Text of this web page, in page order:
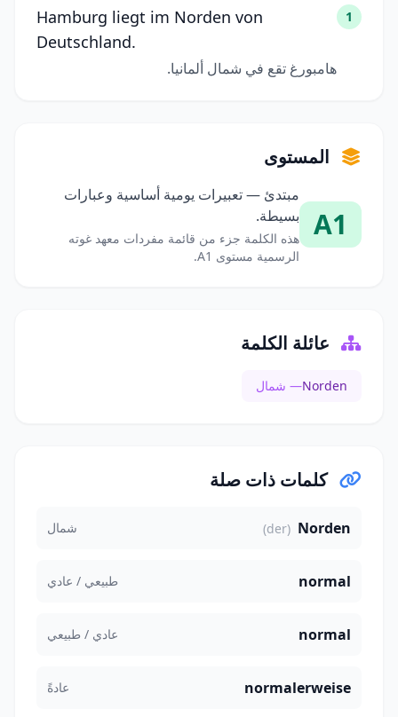
1
Hamburg liegt im Norden von
Deutschland.
هامبورغ تقع في شمال ألمانيا.
المستوى
A1
مبتدئ — تعبيرات يومية أساسية وعبارات
بسيطة.
هذه الكلمة جزء من قائمة مفردات معهد غوته
الرسمية مستوى A1.
عائلة الكلمة
Norden— شمال
كلمات ذات صلة
Norden
(der) شمال
normal طبيعي / عادي
normal عادي / طبيعي
normalerweise عادةً